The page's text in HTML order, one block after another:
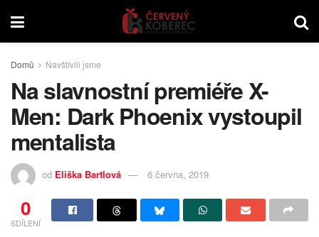
Domů Navštívili jsme
Na slavnostní premiéře X-
Men: Dark Phoenix vystoupil
mentalista
od Eliška Bartlová 6 června, 2019
0
SDÍLENÍ